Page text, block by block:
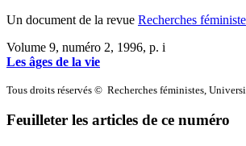
Un document de la revue Recherches
Volume 9, numéro 2, 1996, p. i
Les âges de la vie
Tous droits réservés © Recherches féministes,
Feuilleter les articles de ce numéro